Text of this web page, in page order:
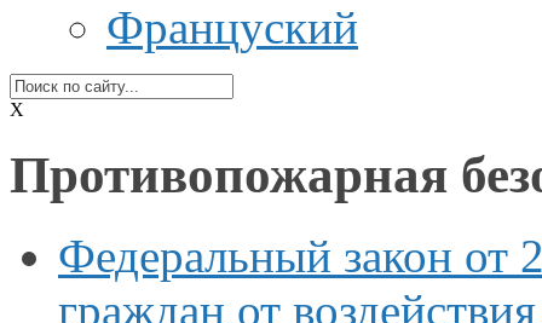
Француский
X
Противопожарная
Федеральный закон от
граждан от воздействия